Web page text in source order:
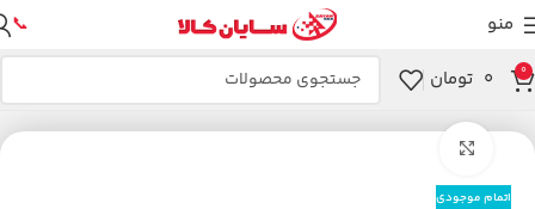
منو 📞
0 ۰ تومان
خانه پردازنده
اتمام موجودی